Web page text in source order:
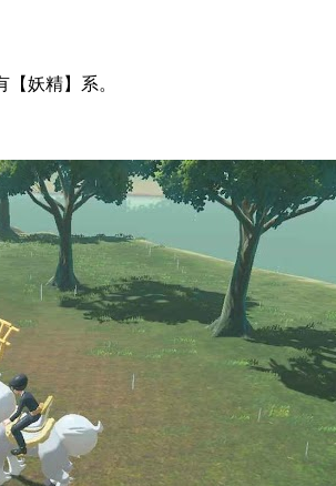
妖精】系。